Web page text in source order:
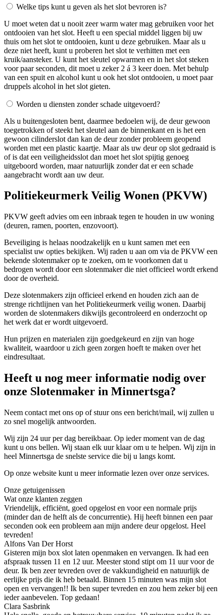
Welke tips kunt u geven als het slot bevroren is?
U moet weten dat u nooit zeer warm water mag gebruiken voor het
ontdooien van het slot. Heeft u een special middel liggen bij uw
thuis om het slot te ontdooien, kunt u deze gebruiken. Maar als u
deze niet heeft, kunt u proberen het slot te verhitten met een
kruik/aansteker. U kunt het sleutel opwarmen en in het slot steken
voor paar seconden, dit moet u zeker 2 á 3 keer doen. Met behulp
van een spuit en alcohol kunt u ook het slot ontdooien, u moet paar
druppels alcohol in het slot gieten.
Worden u diensten zonder schade uitgevoerd?
Als u buitengesloten bent, daarmee bedoelen wij, de deur gewoon
toegetrokken of steekt het sleutel aan de binnenkant en is het een
gewoon cilinderslot dan kan de deur zonder probleem geopend
worden met een plastic kaartje. Maar als uw deur op slot gedraaid is
of is dat een veiligheidsslot dan moet het slot spijtig genoeg
uitgeboord worden, maar natuurlijk zonder dat er een schade
aangebracht wordt aan uw deur.
Politiekeurmerk Veilig Wonen (PKVW)
PKVW geeft advies om een inbraak tegen te houden in uw woning
(deuren, ramen, poorten, enzovoort).
Beveiliging is helaas noodzakelijk en u kunt samen met een
specialist uw opties bekijken. Wij raden u aan om via de PKVW een
bekende slotenmaker op te zoeken, om te voorkomen dat u
bedrogen wordt door een slotenmaker die niet officieel wordt erkend
door de overheid.
Deze slotenmakers zijn officieel erkend en houden zich aan de
strenge richtlijnen van het Politiekeurmerk veilig wonen. Daarbij
worden de slotenmakers dikwijls gecontroleerd en onderzocht op
het werk dat er wordt uitgevoerd.
Hun prijzen en materialen zijn goedgekeurd en zijn van hoge
kwaliteit, waardoor u zich geen zorgen hoeft te maken over het
eindresultaat.
Heeft u nog meer informatie nodig over
onze Slotenmaker in Minnertsga?
Neem contact met ons op of stuur ons een bericht/mail, wij zullen u
zo snel mogelijk antwoorden.
Wij zijn 24 uur per dag bereikbaar. Op ieder moment van de dag
kunt u ons bellen. Wij staan elk uur klaar om u te helpen. Wij zijn in
heel Minnertsga de snelste service die bij u langs komt.
Op onze website kunt u meer informatie lezen over onze services.
Onze getuigenissen
Wat onze klanten zeggen
Vriendelijk, efficiënt, goed opgelost en voor een normale prijs
(minder dan de helft als de concurrentie). Hij heeft binnen een paar
seconden ook een probleem aan mijn andere deur opgelost. Heel
tevreden!
Alfons Van Der Horst
Gisteren mijn box slot laten openmaken en vervangen. Ik had een
afspraak tussen 11 en 12 uur. Meester stond stipt om 11 uur voor de
deur. Ik ben zeer tevreden over de vakkundigheid en natuurlijk de
eerlijke prijs die ik heb betaald. Binnen 15 minuten was mijn slot
open en vervangen!! Ik ben super tevreden en zou hem zeker bij een
ieder aanbevelen. Top gedaan!
Clara Sasbrink